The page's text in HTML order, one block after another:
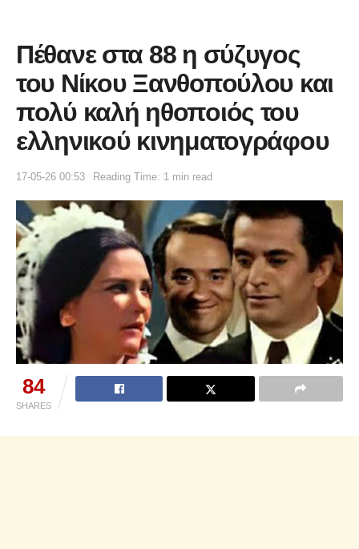
Πέθανε στα 88 η σύζυγος
του Νίκου Ξανθοπούλου και
πολύ καλή ηθοποιός του
ελληνικού κινηματογράφου
17-05-26 00:53 Reading Time: 1 min read
84
SHARES